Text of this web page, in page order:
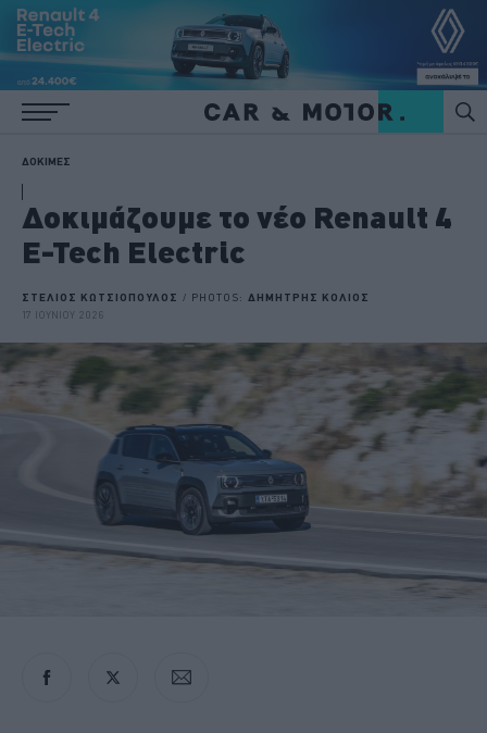
ΔΟΚΙΜΕΣ
Δοκιμάζουμε το νέο Renault 4
E-Tech Electric
ΣΤΕΛΙΟΣ ΚΩΤΣΙΟΠΟΥΛΟΣ / PHOTOS: ΔΗΜΗΤΡΗΣ ΚΟΛΙΟΣ
17 ΙΟΥΝΙΟΥ 2026